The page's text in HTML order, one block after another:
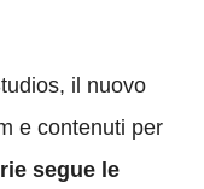
il nuovo
e contenuti per
segue le